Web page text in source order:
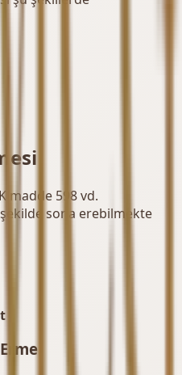
madde 598 vd.
sona erebilmekte